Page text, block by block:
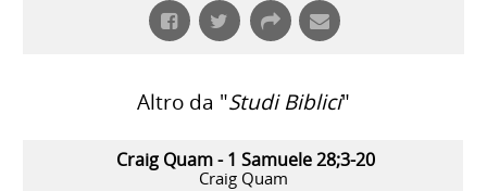
Altro da "Studi Biblici"
Craig Quam - 1 Samuele 28;3-20
Craig Quam